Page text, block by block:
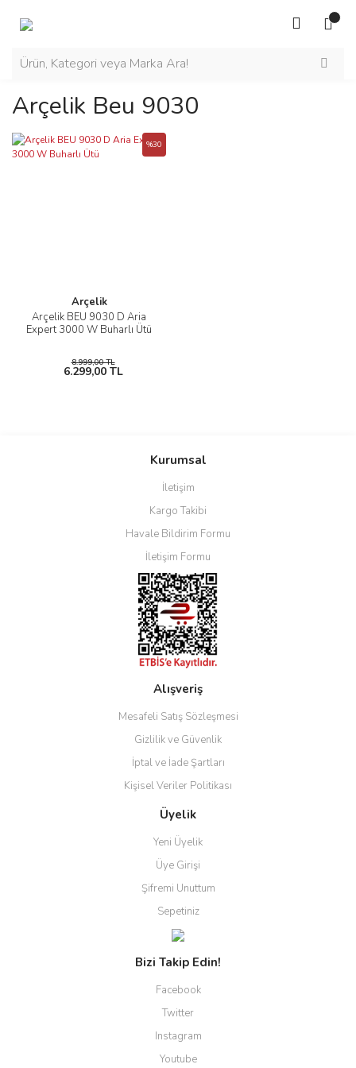
Arçelik Beu 9030
Arçelik
Arçelik BEU 9030 D Aria
Expert 3000 W Buharlı Ütü
%30
8.999,00 TL
6.299,00 TL
Kurumsal
İletişim
Kargo Takibi
Havale Bildirim Formu
İletişim Formu
Alışveriş
Mesafeli Satış Sözleşmesi
Gizlilik ve Güvenlik
İptal ve İade Şartları
Kişisel Veriler Politikası
Üyelik
Yeni Üyelik
Üye Girişi
Şifremi Unuttum
Sepetiniz
Bizi Takip Edin!
Facebook
Twitter
Instagram
Youtube